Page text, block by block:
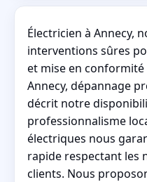
Électricien à Annecy,
interventions sûres
et mise en
Annecy, dépannage
décrit notre
professionnalisme
électriques nous
rapide respectant les
clients. Nous